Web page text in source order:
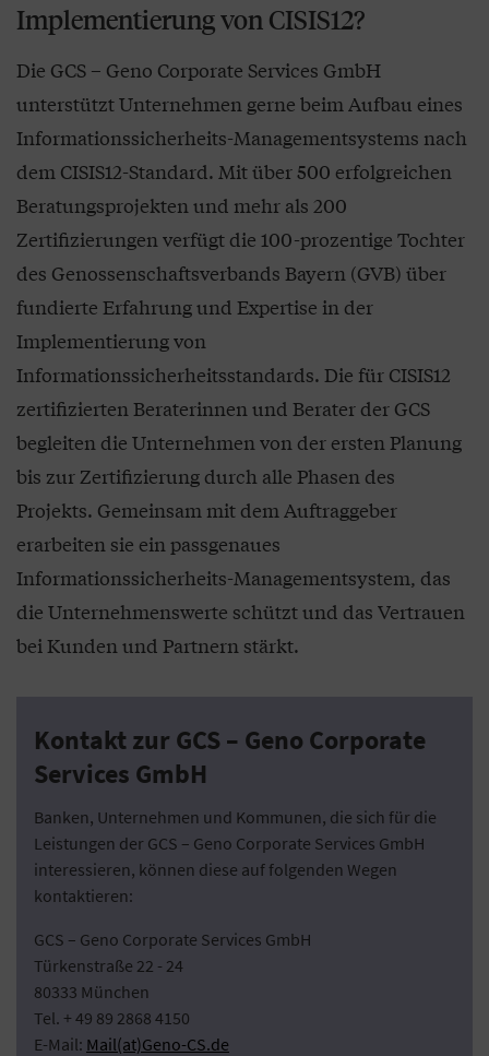
Implementierung von CISIS12?
Die GCS – Geno Corporate Services GmbH
unterstützt Unternehmen gerne beim Aufbau eines
Informationssicherheits-Managementsystems nach
dem CISIS12-Standard. Mit über 500 erfolgreichen
Beratungsprojekten und mehr als 200
Zertifizierungen verfügt die 100-prozentige Tochter
des Genossenschaftsverbands Bayern (GVB) über
fundierte Erfahrung und Expertise in der
Implementierung von
Informationssicherheitsstandards. Die für CISIS12
zertifizierten Beraterinnen und Berater der GCS
begleiten die Unternehmen von der ersten Planung
bis zur Zertifizierung durch alle Phasen des
Projekts. Gemeinsam mit dem Auftraggeber
erarbeiten sie ein passgenaues
Informationssicherheits-Managementsystem, das
die Unternehmenswerte schützt und das Vertrauen
bei Kunden und Partnern stärkt.
Kontakt zur GCS – Geno Corporate
Services GmbH
Banken, Unternehmen und Kommunen, die sich für die
Leistungen der GCS – Geno Corporate Services GmbH
interessieren, können diese auf folgenden Wegen
kontaktieren:
GCS – Geno Corporate Services GmbH
Türkenstraße 22 - 24
80333 München
Tel. + 49 89 2868 4150
E-Mail: Mail(at)Geno-CS.de